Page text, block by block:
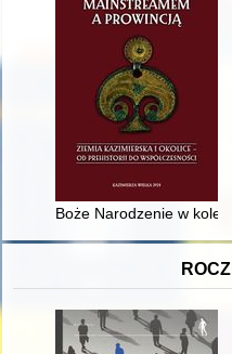
Boże Narodzenie w